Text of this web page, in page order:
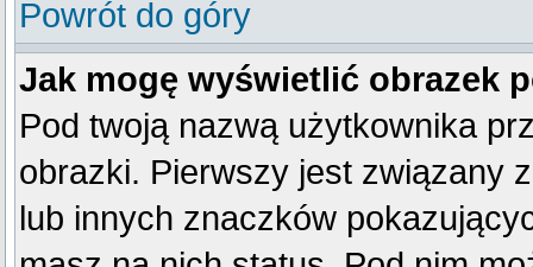
Powrót do góry
Jak mogę wyświetlić obrazek
Pod twoją nazwą użytkownika
obrazki. Pierwszy jest związany
lub innych znaczków